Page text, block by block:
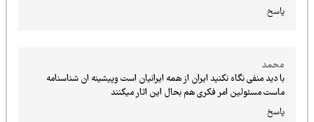
با دید منفی نگاه نکنید ایران از همه ایرانیان است وپیشینه ان شناسنامه
ماست مسئولین امر فکری هم بحال این اثار میکنند